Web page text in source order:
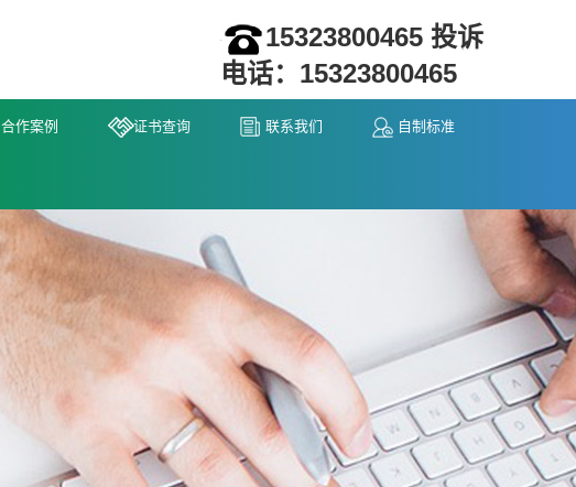
15323800465 投诉
电话：15323800465
合作案例 证书查询 联系我们 自制标准